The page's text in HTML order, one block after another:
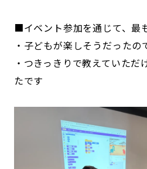
■イベント参加を通じて、最
・子どもが楽しそうだったの
・つきっきりで教えていただ
たです